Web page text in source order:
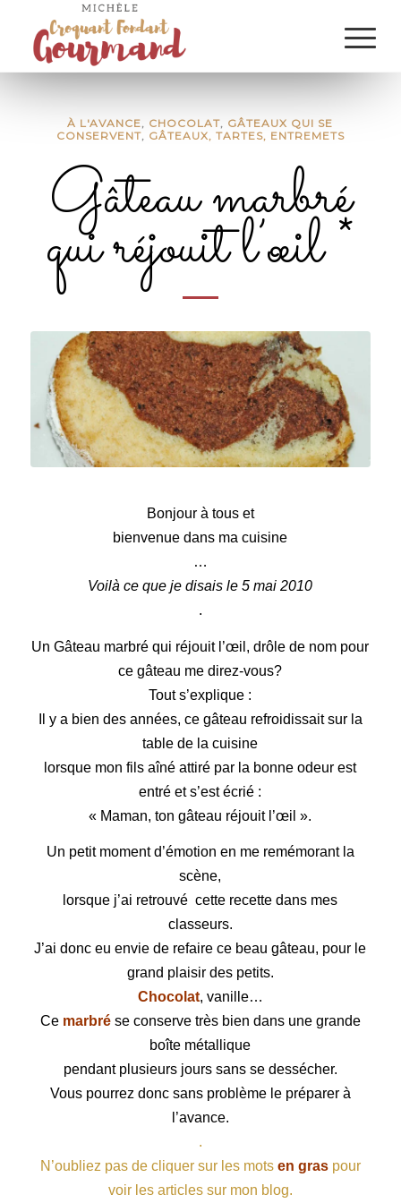
À L'AVANCE, CHOCOLAT, GÂTEAUX QUI SE
CONSERVENT, GÂTEAUX, TARTES, ENTREMETS
Gâteau marbré
qui réjouit l’œil *
Bonjour à tous et
bienvenue dans ma cuisine
…
Voilà ce que je disais le 5 mai 2010
.
Un Gâteau marbré qui réjouit l’œil, drôle de nom pour
ce gâteau me direz-vous?
Tout s’explique :
Il y a bien des années, ce gâteau refroidissait sur la
table de la cuisine
lorsque mon fils aîné attiré par la bonne odeur est
entré et s’est écrié :
« Maman, ton gâteau réjouit l’œil ».
Un petit moment d’émotion en me remémorant la
scène,
lorsque j’ai retrouvé cette recette dans mes
classeurs.
J’ai donc eu envie de refaire ce beau gâteau, pour le
grand plaisir des petits.
Chocolat, vanille…
Ce marbrése conserve très bien dans une grande
boîte métallique
pendant plusieurs jours sans se dessécher.
Vous pourrez donc sans problème le préparer à
l’avance.
.
N’oubliez pas de cliquer sur les mots en graspour
voir les articles sur mon blog.